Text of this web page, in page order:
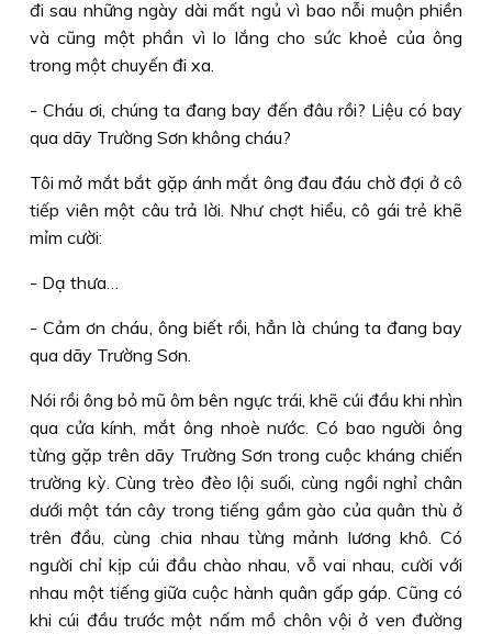
đi sau những ngày dài mất ngủ vì bao nỗi muộn phiền
và cũng một phần vì lo lắng cho sức khoẻ của ông
trong một chuyến đi xa.
- Cháu ơi, chúng ta đang bay đến đâu rồi? Liệu có bay
qua dãy Trường Sơn không cháu?
Tôi mở mắt bắt gặp ánh mắt ông đau đáu chờ đợi ở cô
tiếp viên một câu trả lời. Như chợt hiểu, cô gái trẻ khẽ
mỉm cười:
- Dạ thưa…
- Cảm ơn cháu, ông biết rồi, hẳn là chúng ta đang bay
qua dãy Trường Sơn.
Nói rồi ông bỏ mũ ôm bên ngực trái, khẽ cúi đầu khi nhìn
qua cửa kính, mắt ông nhoè nước. Có bao người ông
từng gặp trên dãy Trường Sơn trong cuộc kháng chiến
trường kỳ. Cùng trèo đèo lội suối, cùng ngồi nghỉ chân
dưới một tán cây trong tiếng gầm gào của quân thù ở
trên đầu, cùng chia nhau từng mảnh lương khô. Có
người chỉ kịp cúi đầu chào nhau, vỗ vai nhau, cười với
nhau một tiếng giữa cuộc hành quân gấp gáp. Cũng có
khi cúi đầu trước một nấm mồ chôn vội ở ven đường